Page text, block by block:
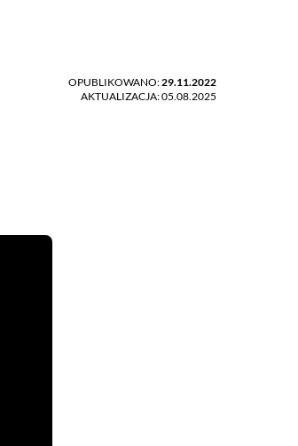
OPUBLIKOWANO:29.11.2022
AKTUALIZACJA: 05.08.2025